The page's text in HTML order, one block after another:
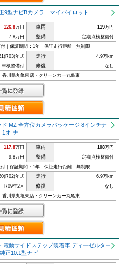
9型ナビBカメラ マイパイロット
126.8万円 車両 119万円
7.8万円 整備 定期点検整備付
｜保証期間：1年｜保証走行距離：無制限
年式 走行 4.9万km
車検整備付 修復 なし
香川県丸亀東店・クリーンカー丸亀東
MZ 全方位カメラパッケージ 8インチナ
オ-ナ-
117.8万円 車両 108万円
9.8万円 整備 定期点検整備付
｜保証期間：1年｜保証走行距離：無制限
年式 走行 6.9万km
R09年2月 修復 なし
香川県丸亀東店・クリーンカー丸亀東
電動サイドステップ装着車 ディーゼルター
正10.1型ナビ